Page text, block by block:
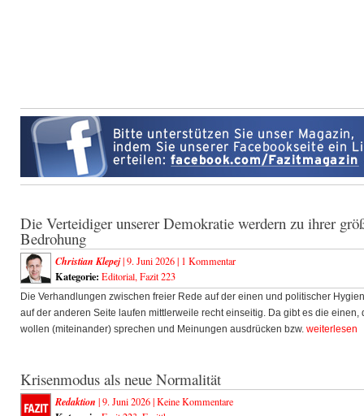
Die Verteidiger unserer Demokratie werdern zu ihrer
Bedrohung
Christian Klepej| 9. Juni 2026 | 1 Kommentar
Kategorie: Editorial, Fazit 223
Die Verhandlungen zwischen freier Rede auf der einen und politischer
auf der anderen Seite laufen mittlerweile recht einseitig. Da gibt es die einen,
wollen (miteinander) sprechen und Meinungen ausdrücken bzw. weiterlesen
Krisenmodus als neue Normalität
Redaktion | 9. Juni 2026 |Keine Kommentare